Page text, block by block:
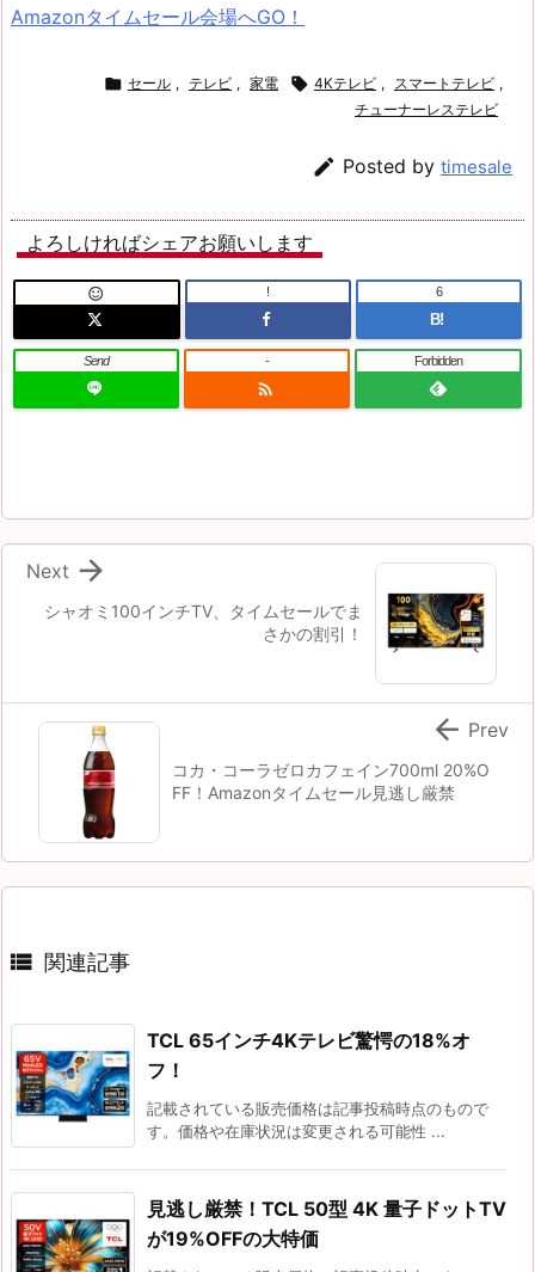
Amazonタイムセール会場へGO！
 セール , テレビ , 家電  4Kテレビ , スマートテレビ ,
チューナーレステレビ
 Posted by timesale
よろしければシェアお願いします
 !
B!
6
Send

- Forbidden
シャオミ100インチTV、タイムセールでま
さかの割引！

Next
コカ・コーラゼロカフェイン700ml 20%O
FF！Amazonタイムセール見逃し厳禁
 Prev
 関連記事
TCL 65インチ4Kテレビ驚愕の18%オ
フ！
記載されている販売価格は記事投稿時点のもので
す。価格や在庫状況は変更される可能性 ...
見逃し厳禁！TCL 50型 4K 量子ドットTV
が19%OFFの大特価